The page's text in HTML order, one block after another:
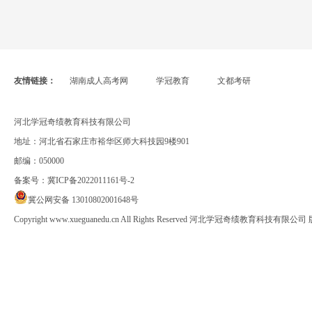
友情链接： 湖南成人高考网 学冠教育 文都考研
河北学冠奇绩教育科技有限公司
地址：河北省石家庄市裕华区师大科技园9楼901
邮编：050000
备案号： 冀ICP备2022011161号-2
冀公网安备 13010802001648号
Copyright www.xueguanedu.cn All Rights Reserved 河北学冠奇绩教育科技有限公司